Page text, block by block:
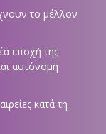
το μέλλον
εποχή της
αυτόνομη
κατά τη